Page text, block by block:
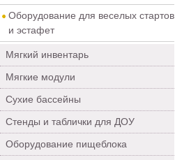
Оборудование для веселых стартов
и эстафет
Мягкий инвентарь
Мягкие модули
Сухие бассейны
Стенды и таблички для ДОУ
Оборудование пищеблока